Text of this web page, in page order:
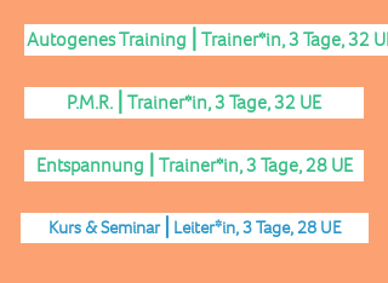
Autogenes Training⎪Trainer*in, 3 Tage, 32 UE
P.M.R.⎪Trainer*in, 3 Tage, 32 UE
Entspannung⎪Trainer*in, 3 Tage, 28 UE
Kurs & Seminar⎪Leiter*in, 3 Tage, 28 UE